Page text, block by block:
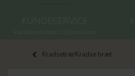
Kradsetræ/Kradse bræt